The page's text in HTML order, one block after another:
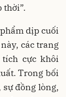
thời”.
dịp cuối
các trang
cực khôi
Trong bối
sự đồng lòng,